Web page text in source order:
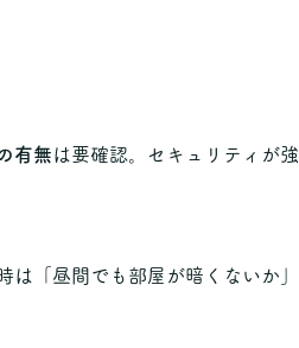
有無は要確認。セキュリティが強
は「昼間でも部屋が暗くないか」